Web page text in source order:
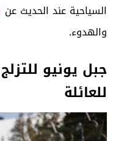
السياحية عند الحديث عن
والهدوء.
جبل يونيو
للعائلة